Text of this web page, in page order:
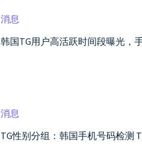
消息
韩国TG用户高活跃时间段曝光，
消息
TG性别分组：韩国手机号码检测